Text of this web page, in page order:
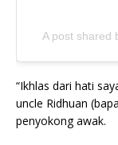
A post shared
“Ikhlas dari hati
uncle Ridhuan
penyokong awak.